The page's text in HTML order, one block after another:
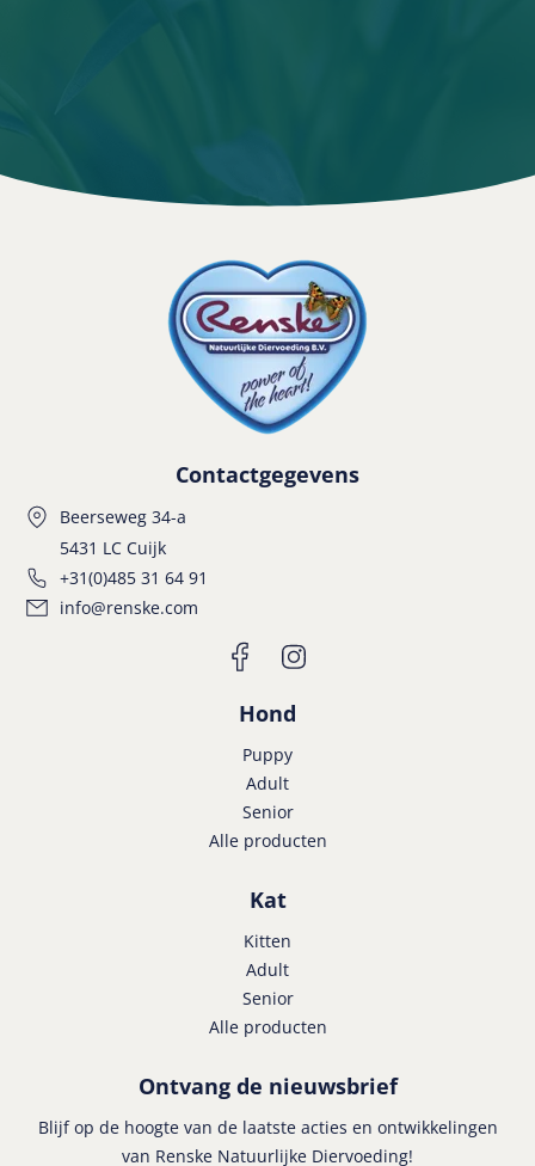
Contactgegevens
Beerseweg 34-a
5431 LC Cuijk
+31(0)485 31 64 91
info@renske.com
Hond
Puppy
Adult
Senior
Alle producten
Kat
Kitten
Adult
Senior
Alle producten
Ontvang de nieuwsbrief
Blijf op de hoogte van de laatste acties en ontwikkelingen
van Renske Natuurlijke Diervoeding!